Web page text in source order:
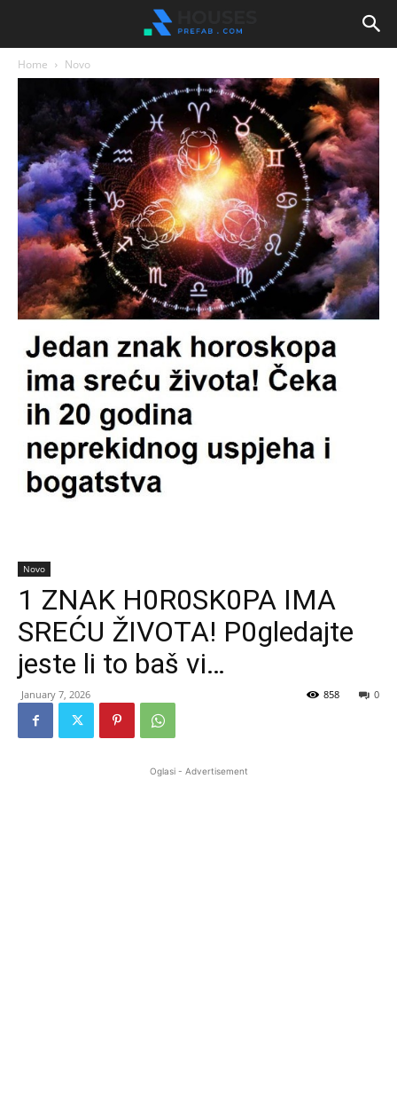
Home Novo
Novo
1 ZNAK H0R0SK0PA IMA
SREĆU ŽIVOTA! P0gledajte
jeste li to baš vi…
January 7, 2026 0
858
Oglasi - Advertisement